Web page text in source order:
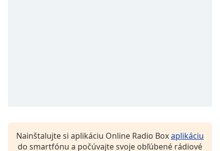
Nainštalujte si aplikáciu Online Radio Boxaplikáciu
do smartfónu a počúvajte svoje obľúbené rádiové